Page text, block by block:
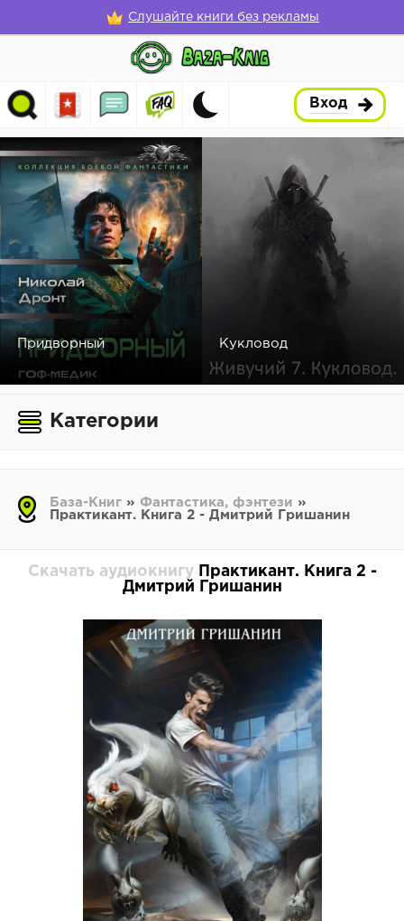
Слушайте книги без рекламы
Вход
Придворный Кукловод
Категории
База-Книг » Фантастика, фэнтези »
Практикант. Книга 2 - Дмитрий Гришанин
Скачать аудиокнигу Практикант. Книга 2 -
Дмитрий Гришанин